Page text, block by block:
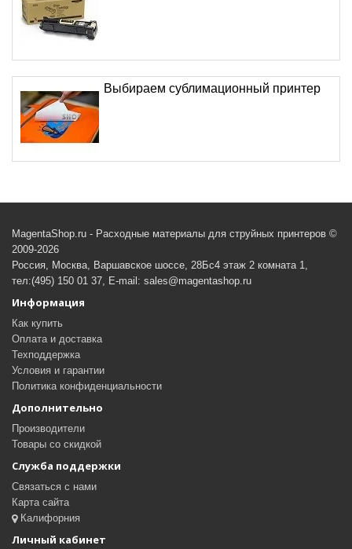
Выбираем сублимационный принтер
MagentaShop.ru - Расходные материалы для струйных принтеров ©
2009-2026
Россия, Москва, Варшавское шоссе, 28Бс4 этаж 2 комната 1,
тел:(495) 150 01 37, E-mail: sales@magentashop.ru
Информация
Как купить
Оплата и доставка
Техподдержка
Условия и гарантии
Политика конфиденциальности
Дополнительно
Производители
Товары со скидкой
Служба поддержки
Связаться с нами
Карта сайта
Калифорния
Личный кабинет